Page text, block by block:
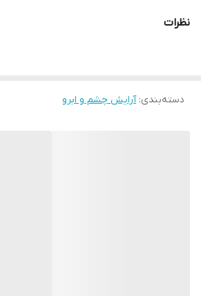
41990 Light Beige Neutral
نظرات
دسته‌بندی:آرایش چشم و ابرو